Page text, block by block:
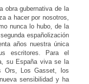
obra gubernativa de la
a hacer por nosotros,
nunca lo hubo, de la
españolización
años nuestra única
escritores. Para el
su España viva se la
Ors, Los Gasset, los
sensibilidad y ha